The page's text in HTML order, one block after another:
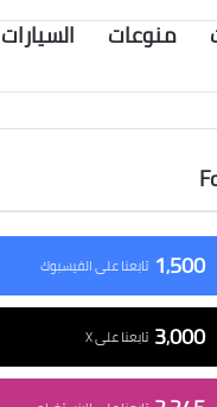
منوعات السيارات
1٬500 تابعنا على الفيسبوك
3٬000 تابعنا على X